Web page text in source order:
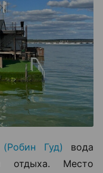
Гуд) вода
отдыха. Место